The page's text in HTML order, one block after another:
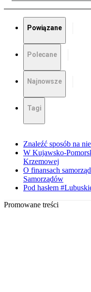
Powiązane
Polecane
Najnowsze
Tagi
Znaleźć sposób na
W Kujawsko-
Krzemowej
O finansach
Samorządów
Pod hasłem
Promowane treści